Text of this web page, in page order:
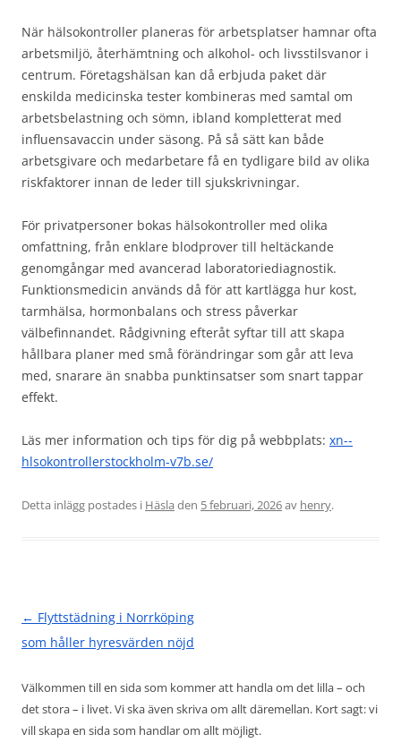
När hälsokontroller planeras för arbetsplatser hamnar ofta
arbetsmiljö, återhämtning och alkohol- och livsstilsvanor i
centrum. Företagshälsan kan då erbjuda paket där
enskilda medicinska tester kombineras med samtal om
arbetsbelastning och sömn, ibland kompletterat med
influensavaccin under säsong. På så sätt kan både
arbetsgivare och medarbetare få en tydligare bild av olika
riskfaktorer innan de leder till sjukskrivningar.
För privatpersoner bokas hälsokontroller med olika
omfattning, från enklare blodprover till heltäckande
genomgångar med avancerad laboratoriediagnostik.
Funktionsmedicin används då för att kartlägga hur kost,
tarmhälsa, hormonbalans och stress påverkar
välbefinnandet. Rådgivning efteråt syftar till att skapa
hållbara planer med små förändringar som går att leva
med, snarare än snabba punktinsatser som snart tappar
effekt.
Läs mer information och tips för dig på webbplats: xn--
hlsokontrollerstockholm-v7b.se/
Detta inlägg postades i Häsla den 5 februari, 2026av henry.
Inläggsnavigering
← Flyttstädning i Norrköping
som håller hyresvärden nöjd
Välkommen till en sida som kommer att handla om det lilla – och
det stora – i livet. Vi ska även skriva om allt däremellan. Kort sagt: vi
vill skapa en sida som handlar om allt möjligt.